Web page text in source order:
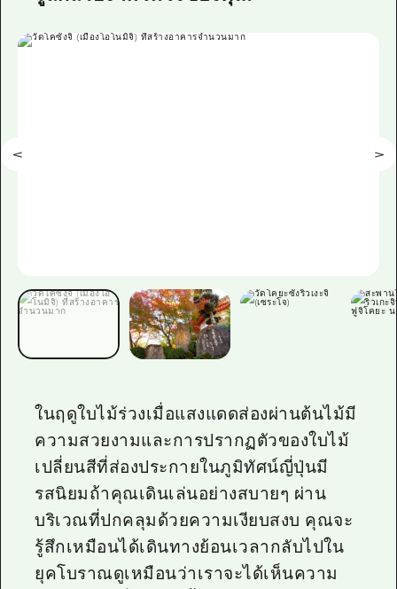
ยามากุจิตะวันออก
จังหวัดเอฮิเมะ
คำถามที่พบบ่อย
ดาวน์โหลดรูปภาพ
อีเว้นท์
ในฤดูใบไม้ร่วงเมื่อแสงแดดส่องผ่านต้นไม้มี
ความสวยงามและการปรากฏตัวของใบไม้
เปลี่ยนสีที่ส่องประกายในภูมิทัศน์ญี่ปุ่นมี
รสนิยมถ้าคุณเดินเล่นอย่างสบายๆ ผ่าน
บริเวณที่ปกคลุมด้วยความเงียบสงบ คุณจะ
รู้สึกเหมือนได้เดินทางย้อนเวลากลับไปใน
ยุคโบราณดูเหมือนว่าเราจะได้เห็นความ